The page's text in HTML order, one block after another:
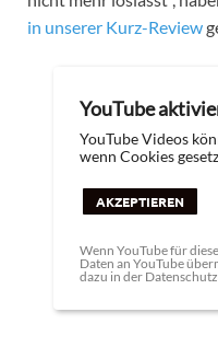
in unserer Kurz-Review
YouTube
YouTube Videos
wenn Cookies
AKZEPTIEREN
Wenn YouTube für
Daten an YouTube
dazu in der